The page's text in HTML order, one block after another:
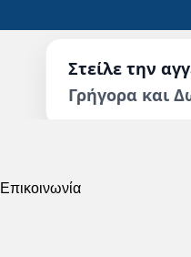
Στείλε την
Γρήγορα και
Επικοινωνία